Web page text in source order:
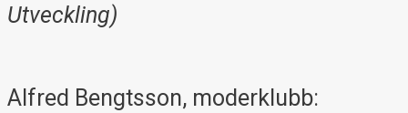
Utveckling)
Alfred Bengtsson, moderklubb: